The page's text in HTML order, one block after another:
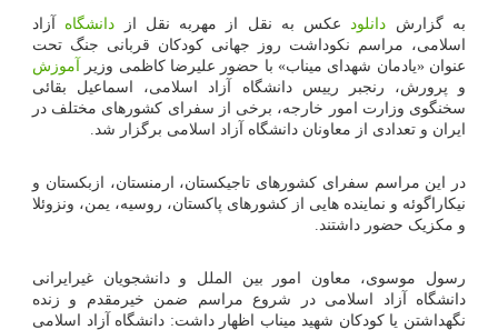
به گزارش دانلود عکس به نقل از مهربه نقل از دانشگاه آزاد
اسلامی، مراسم نکوداشت روز جهانی کودکان قربانی جنگ تحت
عنوان «یادمان شهدای میناب» با حضور علیرضا کاظمی وزیر آموزش
و پرورش، رنجبر رییس دانشگاه آزاد اسلامی، اسماعیل بقائی
سخنگوی وزارت امور خارجه، برخی از سفرای کشورهای مختلف در
ایران و تعدادی از معاونان دانشگاه آزاد اسلامی برگزار شد.
در این مراسم سفرای کشورهای تاجیکستان، ارمنستان، ازبکستان و
نیکاراگوئه و نماینده هایی از کشورهای پاکستان، روسیه، یمن، ونزوئلا
و مکزیک حضور داشتند.
رسول موسوی، معاون امور بین الملل و دانشجویان غیرایرانی
دانشگاه آزاد اسلامی در شروع مراسم ضمن خیرمقدم و زنده
نگهداشتن یا کودکان شهید میناب اظهار داشت: دانشگاه آزاد اسلامی